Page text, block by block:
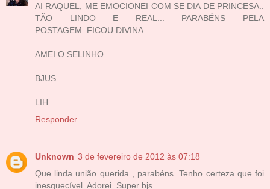
AI RAQUEL, ME EMOCIONEI COM SE DIA DE PRINCESA..
TÃO LINDO E REAL... PARABÉNS PELA
POSTAGEM..FICOU DIVINA...
AMEI O SELINHO...
BJUS
LIH
Responder
Unknown 3 de fevereiro de 2012 às 07:18
Que linda união querida , parabéns. Tenho certeza que foi
inesquecível. Adorei. Super bjs